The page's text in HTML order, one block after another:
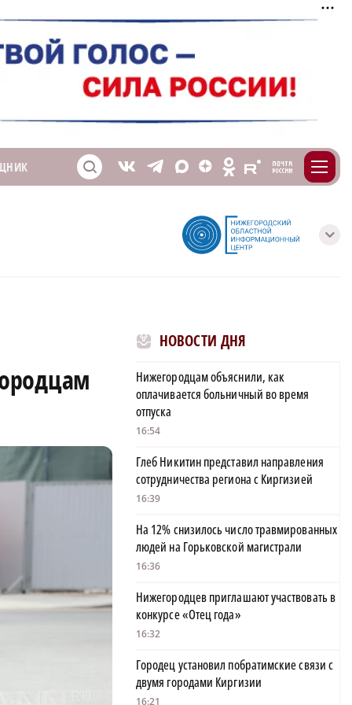
S V T X Z O E m
с
НОВОСТИ ДНЯ
Нижегородцам объяснили, как
оплачивается больничный во время
отпуска
16:54
Глеб Никитин представил направления
сотрудничества региона с Киргизией
16:39
На 12% снизилось число травмированных
людей на Горьковской магистрали
16:36
Нижегородцев приглашают участвовать в
конкурсе «Отец года»
16:32
Городец установил побратимские связи с
двумя городами Киргизии
16:21